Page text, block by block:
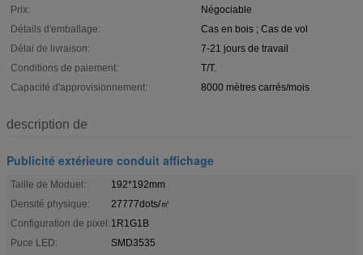
Prix:
Négociable
Détails d'emballage:
Cas en bois ; Cas de vol
Délai de livraison:
7-21 jours de travail
Conditions de paiement:
T/T.
Capacité d'approvisionnement:
8000 mètres carrés/mois
description de
Publicité extérieure conduit affichage
Taille de Moduel:
192*192mm
Densité physique:
27777dots/㎡
Configuration de pixel: 1R1G1B
Puce LED:
SMD3535